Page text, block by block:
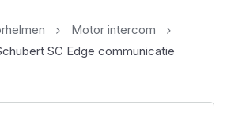
Motor intercom
SC Edge communicatie